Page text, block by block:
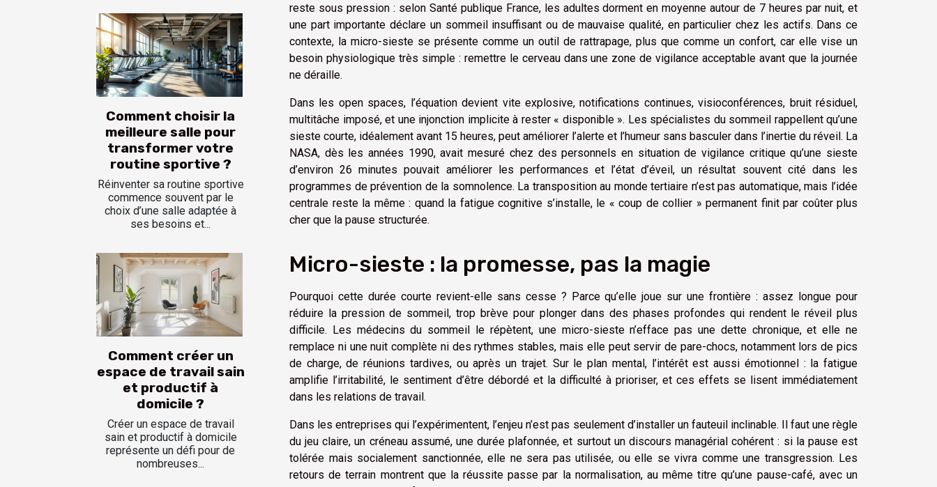
Comment choisir la
meilleure salle pour
transformer votre
routine sportive ?
Réinventer sa routine sportive
commence souvent par le
choix d’une salle adaptée à
ses besoins et...
Comment créer un
espace de travail sain
et productif à
domicile ?
Créer un espace de travail
sain et productif à domicile
représente un défi pour de
nombreuses...
reste sous pression : selon Santé publique France, les adultes dorment en moyenne autour de 7 heures par nuit, et
une part importante déclare un sommeil insuffisant ou de mauvaise qualité, en particulier chez les actifs. Dans ce
contexte, la micro-sieste se présente comme un outil de rattrapage, plus que comme un confort, car elle vise un
besoin physiologique très simple : remettre le cerveau dans une zone de vigilance acceptable avant que la journée
ne déraille.
Dans les open spaces, l’équation devient vite explosive, notifications continues, visioconférences, bruit résiduel,
multitâche imposé, et une injonction implicite à rester « disponible ». Les spécialistes du sommeil rappellent qu’une
sieste courte, idéalement avant 15 heures, peut améliorer l’alerte et l’humeur sans basculer dans l’inertie du réveil. La
NASA, dès les années 1990, avait mesuré chez des personnels en situation de vigilance critique qu’une sieste
d’environ 26 minutes pouvait améliorer les performances et l’état d’éveil, un résultat souvent cité dans les
programmes de prévention de la somnolence. La transposition au monde tertiaire n’est pas automatique, mais l’idée
centrale reste la même : quand la fatigue cognitive s’installe, le « coup de collier » permanent finit par coûter plus
cher que la pause structurée.
Micro-sieste : la promesse, pas la magie
Pourquoi cette durée courte revient-elle sans cesse ? Parce qu’elle joue sur une frontière : assez longue pour
réduire la pression de sommeil, trop brève pour plonger dans des phases profondes qui rendent le réveil plus
difficile. Les médecins du sommeil le répètent, une micro-sieste n’efface pas une dette chronique, et elle ne
remplace ni une nuit complète ni des rythmes stables, mais elle peut servir de pare-chocs, notamment lors de pics
de charge, de réunions tardives, ou après un trajet. Sur le plan mental, l’intérêt est aussi émotionnel : la fatigue
amplifie l’irritabilité, le sentiment d’être débordé et la difficulté à prioriser, et ces effets se lisent immédiatement
dans les relations de travail.
Dans les entreprises qui l’expérimentent, l’enjeu n’est pas seulement d’installer un fauteuil inclinable. Il faut une règle
du jeu claire, un créneau assumé, une durée plafonnée, et surtout un discours managérial cohérent : si la pause est
tolérée mais socialement sanctionnée, elle ne sera pas utilisée, ou elle se vivra comme une transgression. Les
retours de terrain montrent que la réussite passe par la normalisation, au même titre qu’une pause-café, avec un